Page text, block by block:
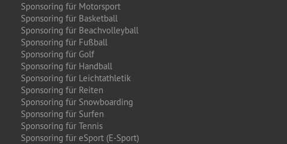
Sponsoring für Motorsport
Sponsoring für Basketball
Sponsoring für Beachvolleyball
Sponsoring für Fußball
Sponsoring für Golf
Sponsoring für Handball
Sponsoring für Leichtathletik
Sponsoring für Reiten
Sponsoring für Snowboarding
Sponsoring für Surfen
Sponsoring für Tennis
Sponsoring für eSport (E-Sport)